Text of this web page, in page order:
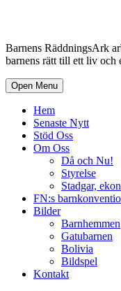
Barnens RäddningsArk
barnens rätt till ett liv och
Open Menu
Hem
Senaste Nytt
Stöd Oss
Om Oss
Då och Nu!
Styrelse
Stadgar,
FN:s
Bilder
Barnhemmen
Gatubarnen
Bolivia
Bildspel
Kontakt